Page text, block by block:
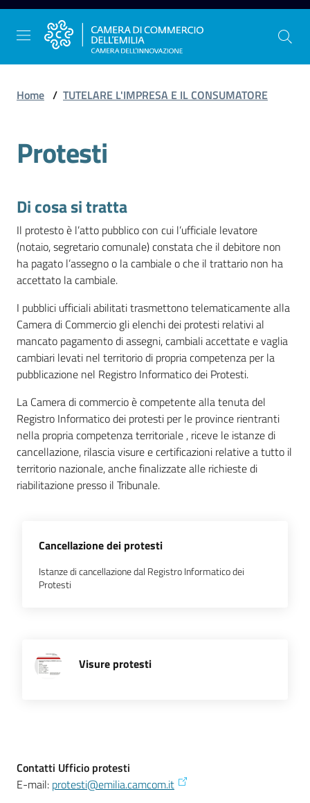
Vai al contenuto
Vai alla navigazione
Vai al footer
La
Camera
Gestire
l'impresa
Promuovere
l'impresa
e
il
territorio
Tutelare
l'Impresa
e
il
Consumatore
L'impresa
digitale
Prenotazioni
Accedi
Home / TUTELARE L'IMPRESA E IL CONSUMATORE
Protesti
Di cosa si tratta
Il protesto è l’atto pubblico con cui l’ufficiale levatore
(notaio, segretario comunale) constata che il debitore non
ha pagato l’assegno o la cambiale o che il trattario non ha
accettato la cambiale.
I pubblici ufficiali abilitati trasmettono telematicamente alla
Camera di Commercio gli elenchi dei protesti relativi al
mancato pagamento di assegni, cambiali accettate e vaglia
cambiari levati nel territorio di propria competenza per la
pubblicazione nel Registro Informatico dei Protesti.
La Camera di commercio è competente alla tenuta del
Registro Informatico dei protesti per le province rientranti
nella propria competenza territoriale , riceve le istanze di
cancellazione, rilascia visure e certificazioni relative a tutto il
territorio nazionale, anche finalizzate alle richieste di
riabilitazione presso il Tribunale.
Cancellazione dei protesti
Istanze di cancellazione dal Registro Informatico dei
Protesti
Visure protesti
Contatti Ufficio protesti
E-mail: protesti@emilia.camcom.it